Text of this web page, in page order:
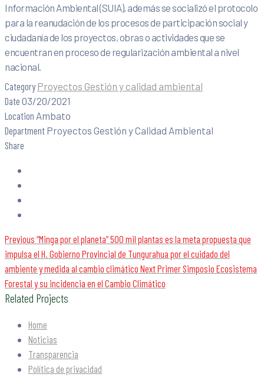
Información Ambiental (SUIA), además se socializó el protocolo
para la reanudación de los procesos de participación social y
ciudadanía de los proyectos, obras o actividades que se
encuentran en proceso de regularización ambiental a nivel
nacional.
Category Proyectos Gestión y calidad ambiental
Date 03/20/2021
Location Ambato
Department Proyectos Gestión y Calidad Ambiental
Share
Previous “Minga por el planeta” 500 mil plantas es la meta propuesta que
impulsa el H. Gobierno Provincial de Tungurahua por el cuidado del
ambiente y medida al cambio climático NextPrimer Simposio Ecosistema
Forestal y su incidencia en el Cambio Climático
Related Projects
Home
Noticias
Transparencia
Política de privacidad